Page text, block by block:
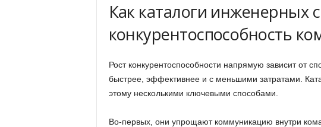
Как каталоги инженерных
конкурентоспособность
Рост конкурентоспособности напрямую зависит от
быстрее, эффективнее и с меньшими затратами.
этому несколькими ключевыми способами.
Во-первых, они упрощают коммуникацию внутри